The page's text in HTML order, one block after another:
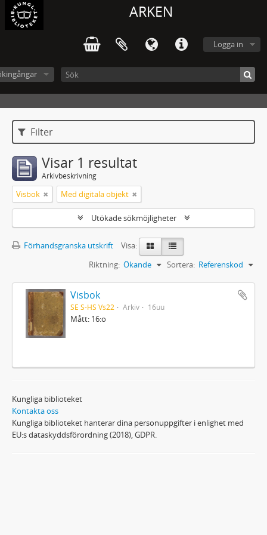
ARKEN
Logga in
Filter
Visar 1 resultat
Arkivbeskrivning
Visbok Med digitala objekt
Utökade sökmöjligheter
Förhandsgranska utskrift
Visa:
Sortera: Referenskod
Riktning: Ökande
Visbok
SE S-HS Vs22 Arkiv 16uu
Mått: 16:o
Kungliga biblioteket
Kontakta oss
Kungliga biblioteket hanterar dina personuppgifter i enlighet med
EU:s dataskyddsförordning (2018), GDPR.